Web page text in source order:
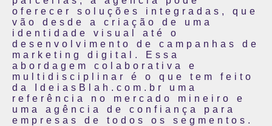
oferecer soluções integradas, que
vão desde a criação de uma
identidade visual até o
desenvolvimento de campanhas de
marketing digital. Essa
abordagem colaborativa e
multidisciplinar é o que tem feito
da IdeiasBlah.com.br uma
referência no mercado mineiro e
uma agência de confiança para
empresas de todos os segmentos.